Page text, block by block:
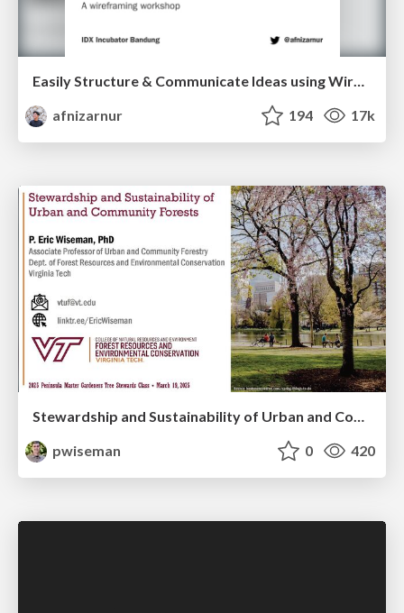
Easily Structure & Communicate Ideas using Wireframe
afnizarnur
194 17k
Stewardship and Sustainability of Urban and Community Forests
pwiseman
0 420